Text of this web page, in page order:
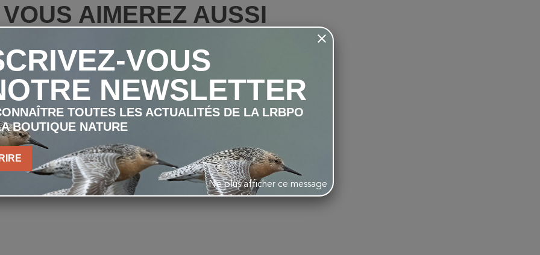
VOUS AIMEREZ AUSSI
VOUS
NEWSLETTER
TOUTES LES ACTUALITÉS DE LA LRBPO
BOUTIQUE NATURE
Ne plus afficher ce message